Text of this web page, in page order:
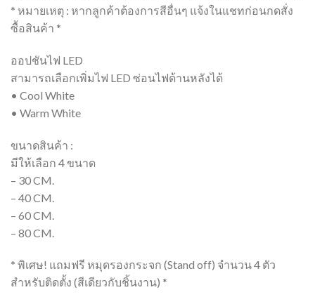
* หมายเหตุ : หากลูกค้าต้องการสีอื่นๆ แจ้งในแชทก่อนกดสั่ง
ซื้อสินค้า *
ออปชันไฟ LED
สามารถเลือกเพิ่มไฟ LED ซ่อนไฟด้านหลังได้
• Cool White
• Warm White
ขนาดสินค้า :
มีให้เลือก 4 ขนาด
– 30 CM.
– 40 CM.
– 60 CM.
– 80 CM.
* พิเศษ! แถมฟรี หมุดรองกระจก (Stand off) จำนวน 4 ตัว
สำหรับติดตั้ง (สีเดียวกับชิ้นงาน) *